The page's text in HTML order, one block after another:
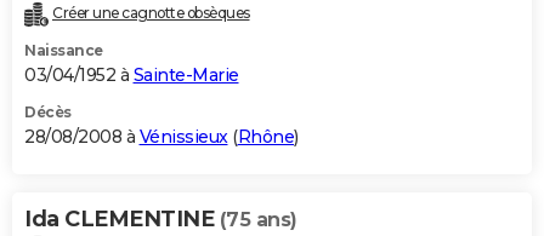
Créer une cagnotte obsèques
Naissance
03/04/1952 à Sainte-Marie
Décès
28/08/2008 à Vénissieux(Rhône)
Ida CLEMENTINE (75 ans)